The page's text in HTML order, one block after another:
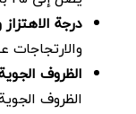
درجة
والارتجاجات
الظروف
الظروف